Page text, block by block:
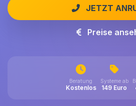
JETZT
Preise
Beratung
Kostenlos
Systeme ab
149 Euro